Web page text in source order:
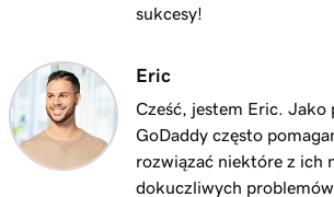
sukcesy!
Eric
Cześć, jestem Eric. Jako
GoDaddy często
rozwiązać niektóre z ich
dokuczliwych problemów